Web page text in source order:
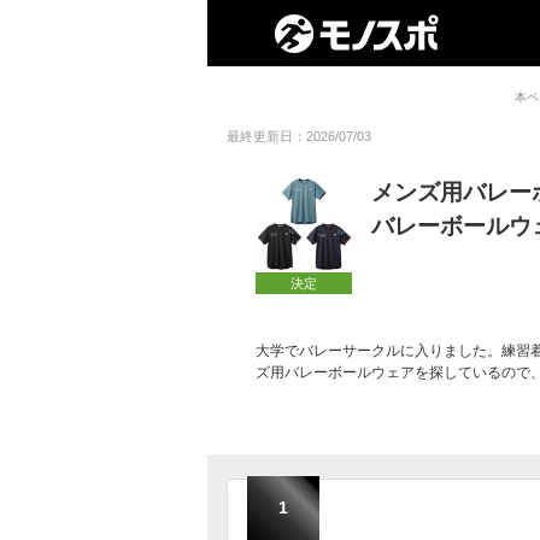
本
最終更新日：2026/07/03
決定
メンズ用バレ
バレーボールウ
大学でバレーサークルに入りました。練
ズ用バレーボールウェアを探しているので
1